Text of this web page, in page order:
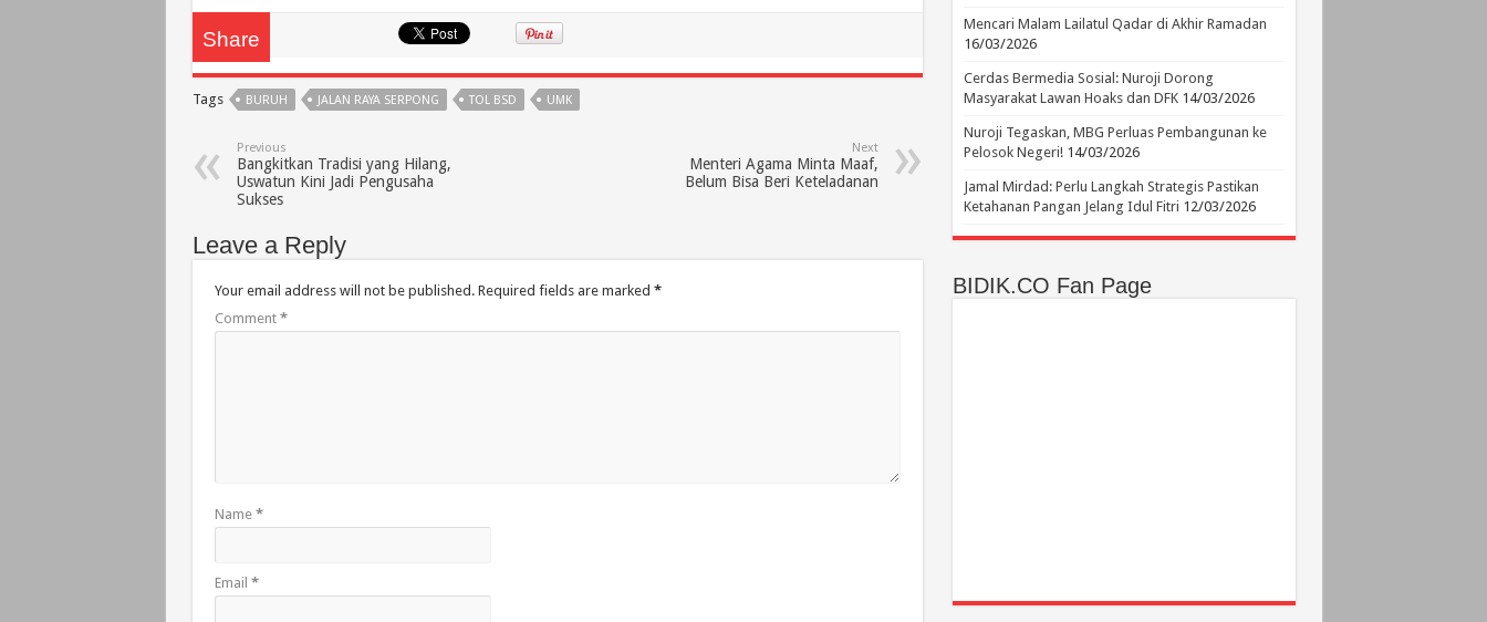
Share
Tags BURUH JALAN RAYA SERPONG TOL BSD UMK
Previous
Bangkitkan Tradisi yang Hilang,
Uswatun Kini Jadi Pengusaha
Sukses
Next
Menteri Agama Minta Maaf,
Belum Bisa Beri Keteladanan
Leave a Reply
Your email address will not be published. Required fields are marked *
Comment *
Name *
Email *
Mencari Malam Lailatul Qadar di Akhir Ramadan
16/03/2026
Cerdas Bermedia Sosial: Nuroji Dorong
Masyarakat Lawan Hoaks dan DFK 14/03/2026
Nuroji Tegaskan, MBG Perluas Pembangunan ke
Pelosok Negeri! 14/03/2026
Jamal Mirdad: Perlu Langkah Strategis Pastikan
Ketahanan Pangan Jelang Idul Fitri 12/03/2026
BIDIK.CO Fan Page